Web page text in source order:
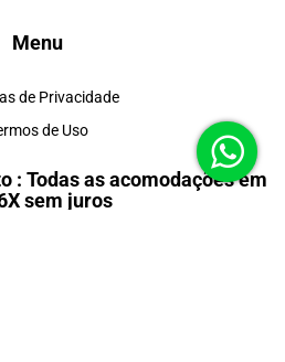
Menu
de Privacidade
de Uso
: Todas as acomodações em
sem juros